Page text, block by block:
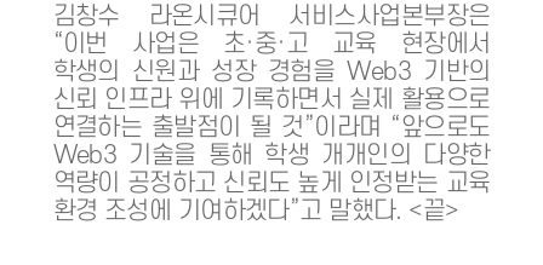
김창수 라온시큐어 서비스사업본부장은
“이번 사업은 초·중·고 교육 현장에서
학생의 신원과 성장 경험을 Web3 기반의
신뢰 인프라 위에 기록하면서 실제 활용으로
연결하는 출발점이 될 것”이라며 “앞으로도
Web3 기술을 통해 학생 개개인의 다양한
역량이 공정하고 신뢰도 높게 인정받는 교육
환경 조성에 기여하겠다”고 말했다. <끝>